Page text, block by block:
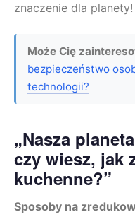
znaczenie dla planety!
Może Cię
bezpieczeństwo
technologii?
„Nasza
czy wiesz, jak
kuchenne?”
Sposoby na